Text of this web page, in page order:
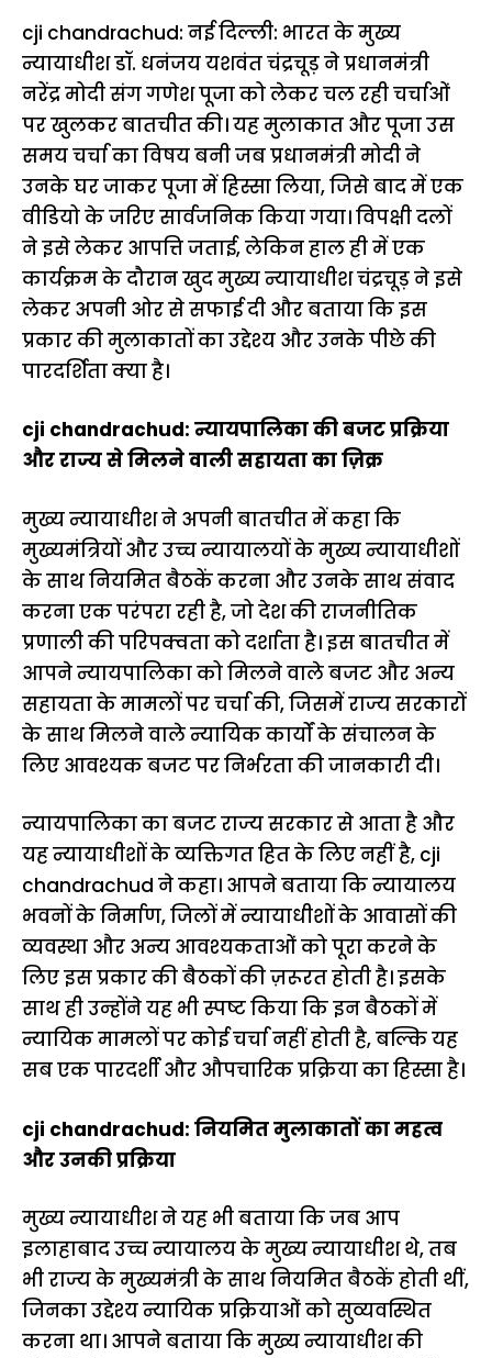
cji chandrachud: नई दिल्ली: भारत के मुख्य
न्यायाधीश डॉ. धनंजय यशवंत चंद्रचूड़ ने प्रधानमंत्री
नरेंद्र मोदी संग गणेश पूजा को लेकर चल रही चर्चाओं
पर खुलकर बातचीत की। यह मुलाकात और पूजा उस
समय चर्चा का विषय बनी जब प्रधानमंत्री मोदी ने
उनके घर जाकर पूजा में हिस्सा लिया, जिसे बाद में एक
वीडियो के जरिए सार्वजनिक किया गया। विपक्षी दलों
ने इसे लेकर आपत्ति जताई, लेकिन हाल ही में एक
कार्यक्रम के दौरान खुद मुख्य न्यायाधीश चंद्रचूड़ ने इसे
लेकर अपनी ओर से सफाई दी और बताया कि इस
प्रकार की मुलाकातों का उद्देश्य और उनके पीछे की
पारदर्शिता क्या है।
cji chandrachud: न्यायपालिका की बजट प्रक्रिया
और राज्य से मिलने वाली सहायता का ज़िक्र
मुख्य न्यायाधीश ने अपनी बातचीत में कहा कि
मुख्यमंत्रियों और उच्च न्यायालयों के मुख्य न्यायाधीशों
के साथ नियमित बैठकें करना और उनके साथ संवाद
करना एक परंपरा रही है, जो देश की राजनीतिक
प्रणाली की परिपक्वता को दर्शाता है। इस बातचीत में
आपने न्यायपालिका को मिलने वाले बजट और अन्य
सहायता के मामलों पर चर्चा की, जिसमें राज्य सरकारों
के साथ मिलने वाले न्यायिक कार्यों के संचालन के
लिए आवश्यक बजट पर निर्भरता की जानकारी दी।
न्यायपालिका का बजट राज्य सरकार से आता है और
यह न्यायाधीशों के व्यक्तिगत हित के लिए नहीं है, cji
chandrachud ने कहा। आपने बताया कि न्यायालय
भवनों के निर्माण, जिलों में न्यायाधीशों के आवासों की
व्यवस्था और अन्य आवश्यकताओं को पूरा करने के
लिए इस प्रकार की बैठकों की ज़रूरत होती है। इसके
साथ ही उन्होंने यह भी स्पष्ट किया कि इन बैठकों में
न्यायिक मामलों पर कोई चर्चा नहीं होती है, बल्कि यह
सब एक पारदर्शी और औपचारिक प्रक्रिया का हिस्सा है।
cji chandrachud: नियमित मुलाकातों का महत्व
और उनकी प्रक्रिया
मुख्य न्यायाधीश ने यह भी बताया कि जब आप
इलाहाबाद उच्च न्यायालय के मुख्य न्यायाधीश थे, तब
भी राज्य के मुख्यमंत्री के साथ नियमित बैठकें होती थीं,
जिनका उद्देश्य न्यायिक प्रक्रियाओं को सुव्यवस्थित
करना था। आपने बताया कि मुख्य न्यायाधीश की